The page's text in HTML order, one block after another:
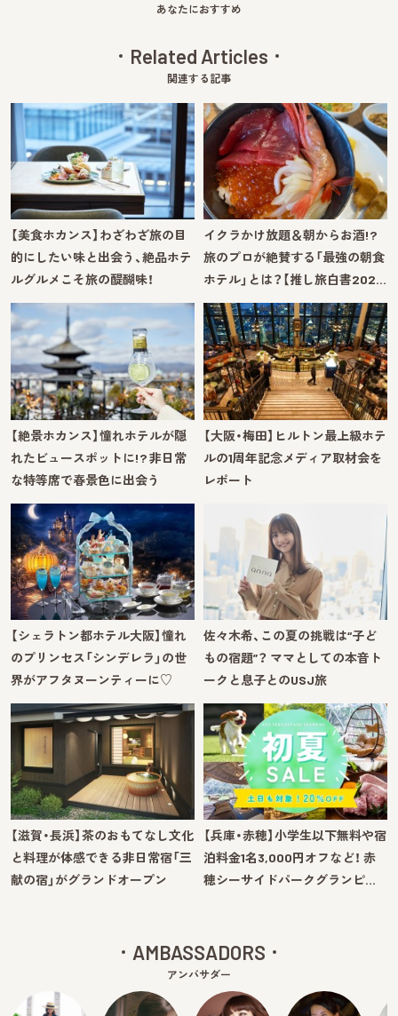
あなたにおすすめ
Related Articles
関連する記事
【美食ホカンス】わざわざ旅の目
的にしたい味と出会う、絶品ホテ
ルグルメこそ旅の醍醐味！
イクラかけ放題＆朝からお酒!?
旅のプロが絶賛する「最強の朝食
ホテル」とは？【推し旅白書202…
【絶景ホカンス】憧れホテルが隠
れたビュースポットに!? 非日常
な特等席で春景色に出会う
【大阪・梅田】ヒルトン最上級ホテ
ルの1周年記念メディア取材会を
レポート
【シェラトン都ホテル大阪】憧れ
のプリンセス「シンデレラ」の世
界がアフタヌーンティーに♡
佐々木希、この夏の挑戦は“子ど
もの宿題”？ ママとしての本音ト
ークと息子とのUSJ旅
【滋賀・長浜】茶のおもてなし文化
と料理が体感できる非日常宿「三
献の宿」がグランドオープン
【兵庫・赤穂】小学生以下無料や宿
泊料金1名3,000円オフなど！ 赤
穂シーサイドパークグランピ…
AMBASSADORS
アンバサダー